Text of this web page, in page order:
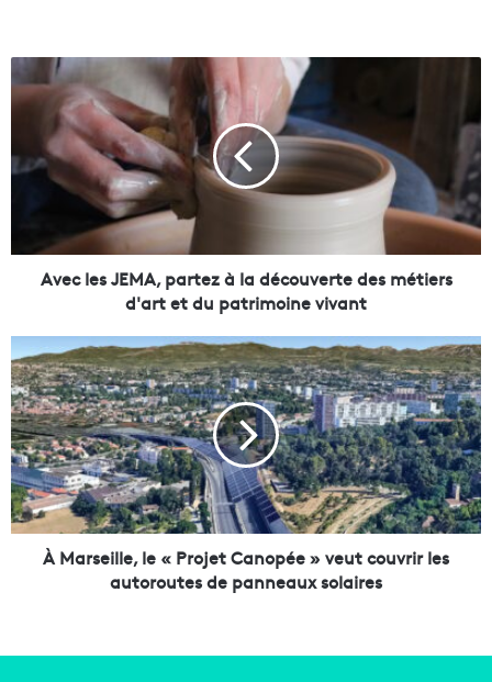
A
v
l
E
p
a
r
t
e
z
à
l
a
Avec les JEMA, partez à la découverte des métiers
d'art et du patrimoine vivant
À
M
a
r
s
e
i
l
l
À Marseille, le « Projet Canopée » veut couvrir les
autoroutes de panneaux solaires